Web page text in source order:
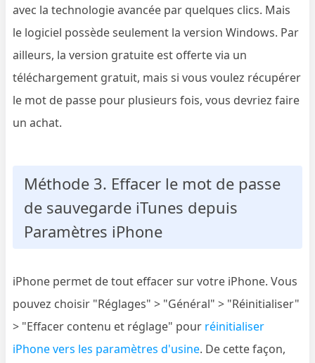
avec la technologie avancée par quelques clics. Mais
le logiciel possède seulement la version Windows. Par
ailleurs, la version gratuite est offerte via un
téléchargement gratuit, mais si vous voulez récupérer
le mot de passe pour plusieurs fois, vous devriez faire
un achat.
Méthode 3. Effacer le mot de passe
de sauvegarde iTunes depuis
Paramètres iPhone
iPhone permet de tout effacer sur votre iPhone. Vous
pouvez choisir "Réglages" > "Général" > "Réinitialiser"
> "Effacer contenu et réglage" pour réinitialiser
iPhone vers les paramètres d'usine. De cette façon,